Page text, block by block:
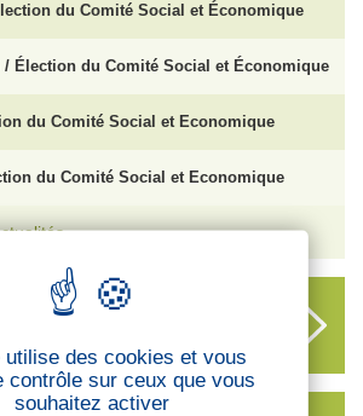
du Comité Social et Économique
/ Élection du Comité Social et Économique
du Comité Social et Economique
du Comité Social et Economique
utilise des cookies et vous
contrôle sur ceux que vous
souhaitez activer